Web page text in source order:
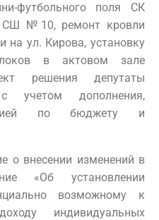
футбольного поля СК
СШ №10, ремонт кровли
на ул. Кирова, установку
в актовом зале
решения депутаты
дополнения,
по бюджету и
о внесении изменений в
«Об установлении
возможному к
индивидуальных